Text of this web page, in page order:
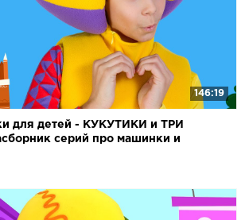
146:19
для детей - КУКУТИКИ и ТРИ
серий про машинки и